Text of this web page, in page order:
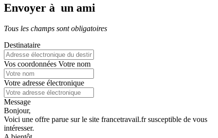
Envoyer à un ami
Tous les champs sont obligatoires
Destinataire
Vos coordonnées Votre nom
Votre adresse électronique
Message
Bonjour,
Voici une offre parue sur le site francetravail.fr susceptible de vous
intéresser.